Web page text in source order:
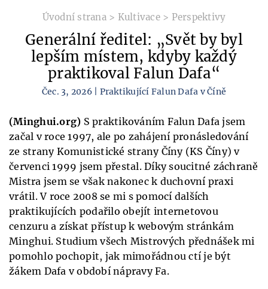
Úvodní strana> Kultivace> Perspektivy
Generální ředitel: „Svět by byl
lepším místem, kdyby každý
praktikoval Falun Dafa“
Čec. 3, 2026 | Praktikující Falun Dafa v Číně
(Minghui.org) S praktikováním Falun Dafa jsem
začal v roce 1997, ale po zahájení pronásledování
ze strany Komunistické strany Číny (KS Číny) v
červenci 1999 jsem přestal. Díky soucitné záchraně
Mistra jsem se však nakonec k duchovní praxi
vrátil. V roce 2008 se mi s pomocí dalších
praktikujících podařilo obejít internetovou
cenzuru a získat přístup k webovým stránkám
Minghui. Studium všech Mistrových přednášek mi
pomohlo pochopit, jak mimořádnou ctí je být
žákem Dafa v období nápravy Fa.